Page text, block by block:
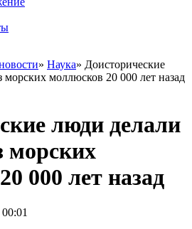
» Наука» Доисторические
морских моллюсков 20 000 лет назад
люди делали
морских
000 лет назад